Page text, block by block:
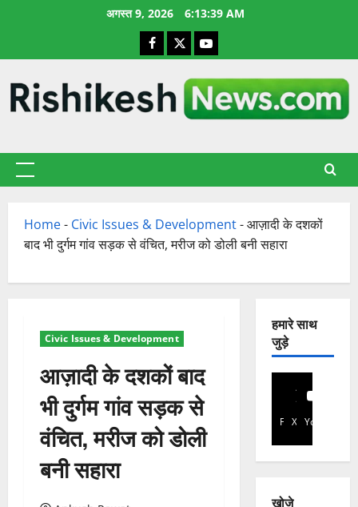
अगस्त 9, 2026 6:13:40 AM
Facebook
X YouTube
प्राथमिक
Home- Civic Issues & Development-आज़ादी के दशकों
बाद भी दुर्गम गांव सड़क से वंचित, मरीज को डोली बनी सहारा
Civic Issues & Development
आज़ादी के दशकों बाद
भी दुर्गम गांव सड़क से
वंचित, मरीज को डोली
बनी सहारा
हमारे साथ
जुड़े
Facebook
X YouTube
खोजे